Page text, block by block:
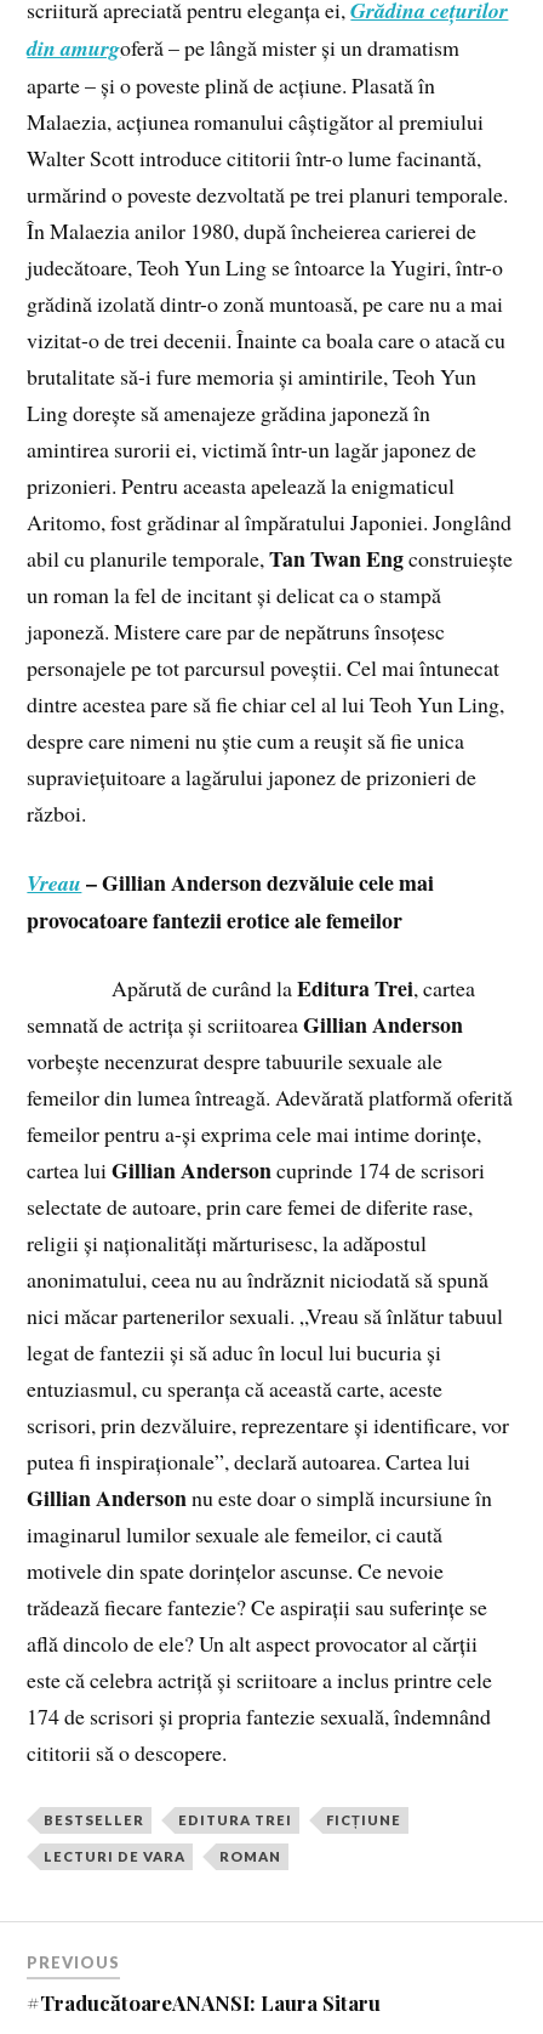
scriitură apreciată pentru eleganța ei,Grădina cețurilor
din amurgoferă – pe lângă mister și un dramatism
aparte – și o poveste plină de acțiune. Plasată în
Malaezia, acțiunea romanului câștigător al premiului
Walter Scott introduce cititorii într-o lume facinantă,
urmărind o poveste dezvoltată pe trei planuri temporale.
În Malaezia anilor 1980, după încheierea carierei de
judecătoare, Teoh Yun Ling se întoarce la Yugiri, într-o
grădină izolată dintr-o zonă muntoasă, pe care nu a mai
vizitat-o de trei decenii. Înainte ca boala care o atacă cu
brutalitate să-i fure memoria și amintirile, Teoh Yun
Ling dorește să amenajeze grădina japoneză în
amintirea surorii ei, victimă într-un lagăr japonez de
prizonieri. Pentru aceasta apelează la enigmaticul
Aritomo, fost grădinar al împăratului Japoniei. Jonglând
abil cu planurile temporale,Tan Twan Engconstruiește
un roman la fel de incitant și delicat ca o stampă
japoneză. Mistere care par de nepătruns însoțesc
personajele pe tot parcursul poveștii. Cel mai întunecat
dintre acestea pare să fie chiar cel al lui Teoh Yun Ling,
despre care nimeni nu știe cum a reușit să fie unica
supraviețuitoare a lagărului japonez de prizonieri de
război.
Vreau – Gillian Anderson dezvăluie cele mai
provocatoare fantezii erotice ale femeilor
Apărută de curând laEditura Trei, cartea
semnată de actrița și scriitoareaGillian Anderson
vorbește necenzurat despre tabuurile sexuale ale
femeilor din lumea întreagă. Adevărată platformă oferită
femeilor pentru a-și exprima cele mai intime dorințe,
cartea luiGillian Andersoncuprinde 174 de scrisori
selectate de autoare, prin care femei de diferite rase,
religii și naționalități mărturisesc, la adăpostul
anonimatului, ceea nu au îndrăznit niciodată să spună
nici măcar partenerilor sexuali. „Vreau să înlătur tabuul
legat de fantezii și să aduc în locul lui bucuria și
entuziasmul, cu speranța că această carte, aceste
scrisori, prin dezvăluire, reprezentare și identificare, vor
putea fi inspiraționale”, declară autoarea. Cartea lui
Gillian Andersonnu este doar o simplă incursiune în
imaginarul lumilor sexuale ale femeilor, ci caută
motivele din spate dorințelor ascunse. Ce nevoie
trădează fiecare fantezie? Ce aspirații sau suferințe se
află dincolo de ele? Un alt aspect provocator al cărții
este că celebra actriță și scriitoare a inclus printre cele
174 de scrisori și propria fantezie sexuală, îndemnând
cititorii să o descopere.
BESTSELLER EDITURA TREI FICȚIUNE
LECTURI DE VARA ROMAN
PREVIOUS
#TraducătoareANANSI: Laura Sitaru